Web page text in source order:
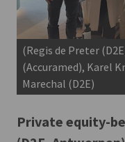
(Regis de Preter
(Accuramed), Karel
Marechal (D2E)
Private equity-